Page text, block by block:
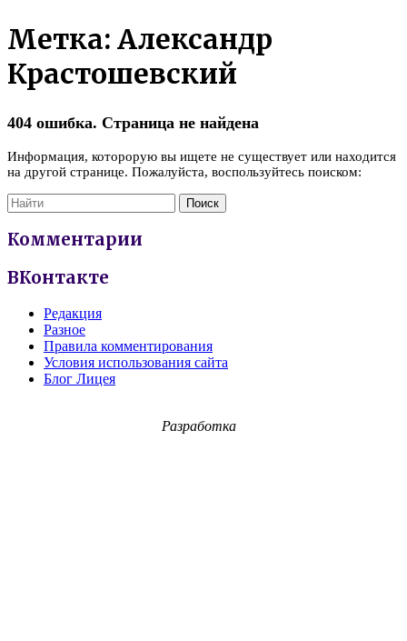
Метка: Александр
Крастошевский
404 ошибка. Страница не найдена
Информация, которорую вы ищете не существует или находится
на другой странице. Пожалуйста, воспользуйтесь поиском:
Комментарии
ВКонтакте
Редакция
Разное
Правила комментирования
Условия использования сайта
Блог Лицея
Разработка